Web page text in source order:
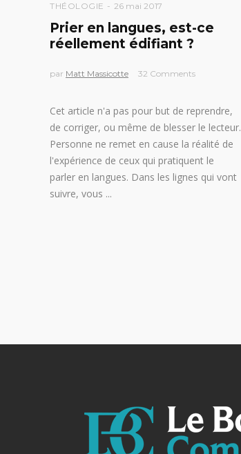
THÉOLOGIE 26 mai 2017
Prier en langues, est-ce
réellement édifiant ?
par Matt Massicotte 32 Comments
Cet article n'a pas pour but de reprendre,
de corriger, ou même de blesser le lecteur.
Personne ne remet en cause la réalité de
l'expérience de ceux qui pratiquent le
parler en langues. Dans les lignes qui vont
suivre, vous